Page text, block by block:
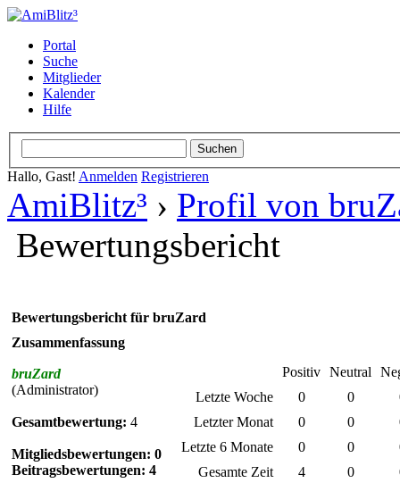
Portal
Suche
Mitglieder
Kalender
Hilfe
Hallo, Gast! Anmelden Registrieren
AmiBlitz³ › Profil von
Bewertungsbericht
Bewertungsbericht für bruZard
Zusammenfassung
bruZard
(Administrator)
Gesamtbewertung: 4
Mitgliedsbewertungen: 0
Beitragsbewertungen: 4
Positiv Neutral
Letzte Woche
0 0
Letzter Monat
0 0
Letzte 6 Monate
0 0
Gesamte Zeit
4 0